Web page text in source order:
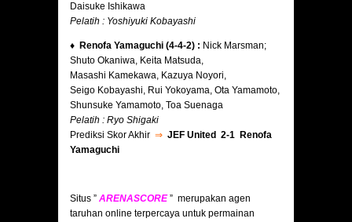
Daisuke Ishikawa
Pelatih : Yoshiyuki Kobayashi
♦ Renofa Yamaguchi (4-4-2) : Nick Marsman;
Shuto Okaniwa, Keita Matsuda,
Masashi Kamekawa, Kazuya Noyori,
Seigo Kobayashi, Rui Yokoyama, Ota Yamamoto,
Shunsuke Yamamoto, Toa Suenaga
Pelatih : Ryo Shigaki
Prediksi Skor Akhir ⇒ JEF United 2-1 Renofa
Yamaguchi
Situs ” ARENASCORE” merupakan agen
taruhan online terpercaya untuk permainan